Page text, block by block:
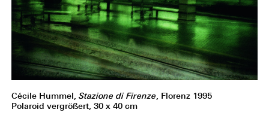
Cécile Hummel, Stazione di Firenze, Florenz 1995
Polaroid vergrößert, 30 x 40 cm